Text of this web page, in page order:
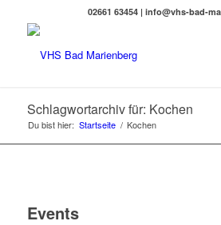
02661 63454 | info@vhs-bad-
Schlagwortarchiv für: Kochen
Du bist hier: Startseite / Kochen
Events